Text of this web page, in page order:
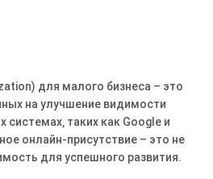
для малого бизнеса – это
на улучшение видимости
таких как Google и
онлайн-присутствие – это не
для успешного развития․